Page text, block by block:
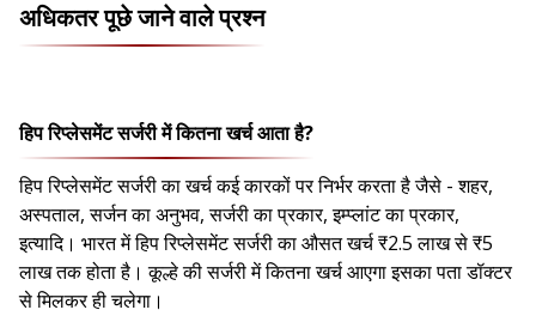
अधिकतर पूछे जाने वाले प्रश्न
हिप रिप्लेसमेंट सर्जरी में कितना खर्च आता है?
हिप रिप्लेसमेंट सर्जरी का खर्च कई कारकों पर निर्भर करता है जैसे - शहर,
अस्पताल, सर्जन का अनुभव, सर्जरी का प्रकार, इम्प्लांट का प्रकार,
इत्यादि। भारत में हिप रिप्लेसमेंट सर्जरी का औसत खर्च ₹2.5 लाख से ₹5
लाख तक होता है। कूल्हे की सर्जरी में कितना खर्च आएगा इसका पता डॉक्टर
से मिलकर ही चलेगा।